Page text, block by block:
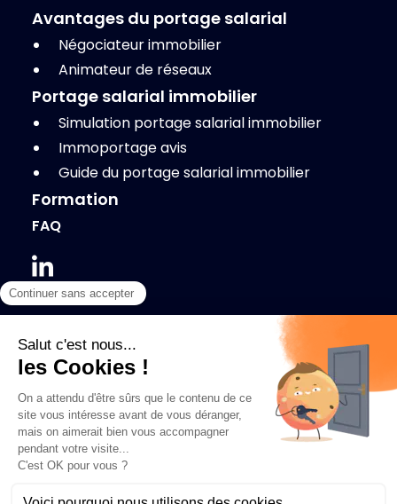
Avantages du portage salarial
Négociateur immobilier
Animateur de réseaux
Portage salarial immobilier
Simulation portage salarial immobilier
Immoportage avis
Guide du portage salarial immobilier
Formation
FAQ
Immoportage - Tout droits réservés
Mentions légales et CGU